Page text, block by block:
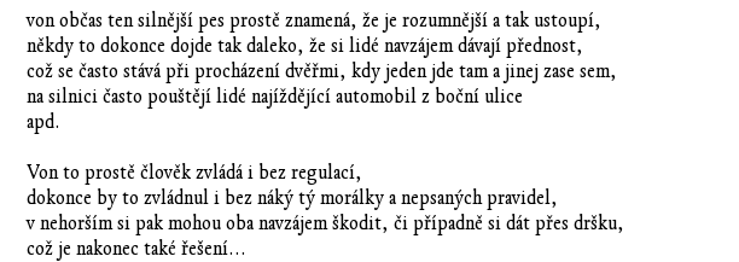
von občas ten silnější pes prostě znamená, že je rozumnější a tak ustoupí,
někdy to dokonce dojde tak daleko, že si lidé navzájem dávají přednost,
což se často stává při procházení dvěřmi, kdy jeden jde tam a jinej zase sem,
na silnici často pouštějí lidé najíždějící automobil z boční ulice
apd.
Von to prostě člověk zvládá i bez regulací,
dokonce by to zvládnul i bez náký tý morálky a nepsaných pravidel,
v nehorším si pak mohou oba navzájem škodit, či případně si dát přes dršku,
což je nakonec také řešení...